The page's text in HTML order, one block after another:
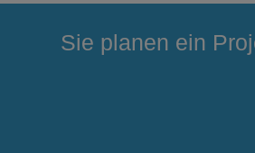
Sie planen ein